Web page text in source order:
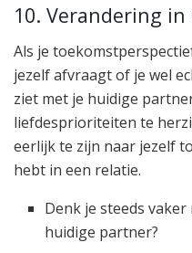
10. Verandering
Als je
jezelf afvraagt of je wel
ziet met je huidige
liefdesprioriteiten te
eerlijk te zijn naar jezelf
hebt in een relatie.
Denk je steeds
huidige partner?